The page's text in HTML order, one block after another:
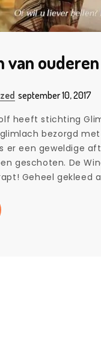
van
september 10, 2017
heeft stichting
bezorgd
er een geweldige
geschoten. De
Geheel gekleed